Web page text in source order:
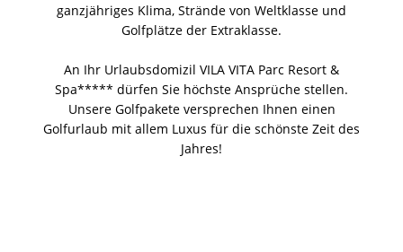
ganzjähriges Klima, Strände von Weltklasse und
Golfplätze der Extraklasse.
An Ihr Urlaubsdomizil VILA VITA Parc Resort &
Spa***** dürfen Sie höchste Ansprüche stellen.
Unsere Golfpakete versprechen Ihnen einen
Golfurlaub mit allem Luxus für die schönste Zeit des
Jahres!